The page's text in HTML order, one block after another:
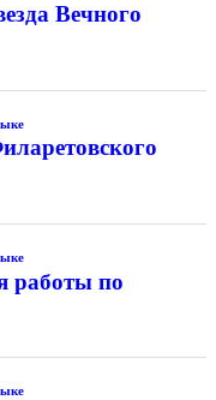
Вечного
работы по